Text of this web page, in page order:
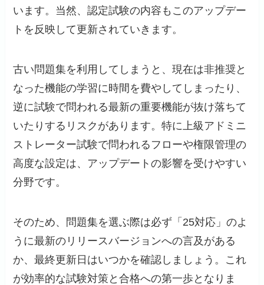
います。当然、認定試験の内容もこのアップデー
トを反映して更新されていきます。
古い問題集を利用してしまうと、現在は非推奨と
なった機能の学習に時間を費やしてしまったり、
逆に試験で問われる最新の重要機能が抜け落ちて
いたりするリスクがあります。特に上級アドミニ
ストレーター試験で問われるフローや権限管理の
高度な設定は、アップデートの影響を受けやすい
分野です。
そのため、問題集を選ぶ際は必ず「25対応」のよ
うに最新のリリースバージョンへの言及がある
か、最終更新日はいつかを確認しましょう。これ
が効率的な試験対策と合格への第一歩となりま